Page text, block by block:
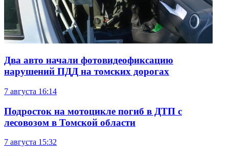
Два авто начали фотовидеофиксацию
нарушений ПДД на томских дорогах
7 августа 16:14
Подросток на мотоцикле погиб в ДТП с
лесовозом в Томской области
7 августа 15:32